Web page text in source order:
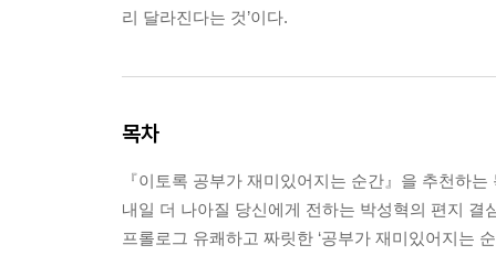
리 달라진다는 것’이다.
목차
『이토록 공부가 재미있어지는 순간』을 추천하는
내일 더 나아질 당신에게 전하는 박성혁의 편지 결
프롤로그 유쾌하고 짜릿한 ‘공부가 재미있어지는